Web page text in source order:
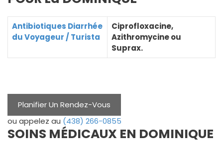
Antibiotiques Diarrhée
du Voyageur / Turista
Ciprofloxacine,
Azithromycine ou
Suprax.
Planifier Un Rendez-Vous
ou appelez au (438) 266-0855
SOINS MÉDICAUX EN DOMINIQUE